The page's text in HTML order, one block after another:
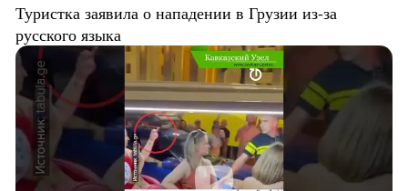
Туристка заявила о нападении в Грузии из-за
русского языка